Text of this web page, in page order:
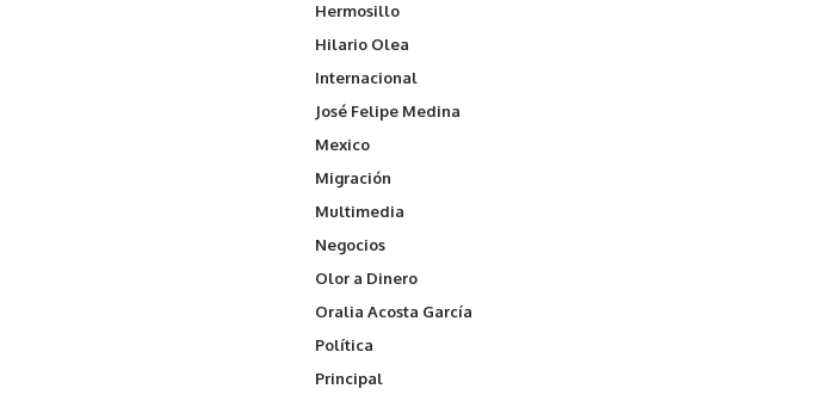
Hermosillo
Hilario Olea
Internacional
José Felipe Medina
Mexico
Migración
Multimedia
Negocios
Olor a Dinero
Oralia Acosta García
Política
Principal